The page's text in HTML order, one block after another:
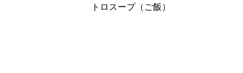
トロスープ（ご飯）